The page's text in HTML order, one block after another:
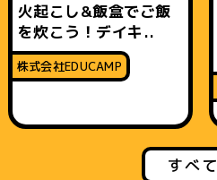
火起こし&飯盒でご飯
を炊こう！デイキ..
株式会社EDUCAMP
すべて